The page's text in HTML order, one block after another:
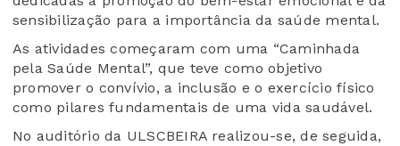
sensibilização para a importância da saúde mental.
As atividades começaram com uma “Caminhada
pela Saúde Mental”, que teve como objetivo
promover o convívio, a inclusão e o exercício físico
como pilares fundamentais de uma vida saudável.
No auditório da ULSCBEIRA realizou-se, de seguida,